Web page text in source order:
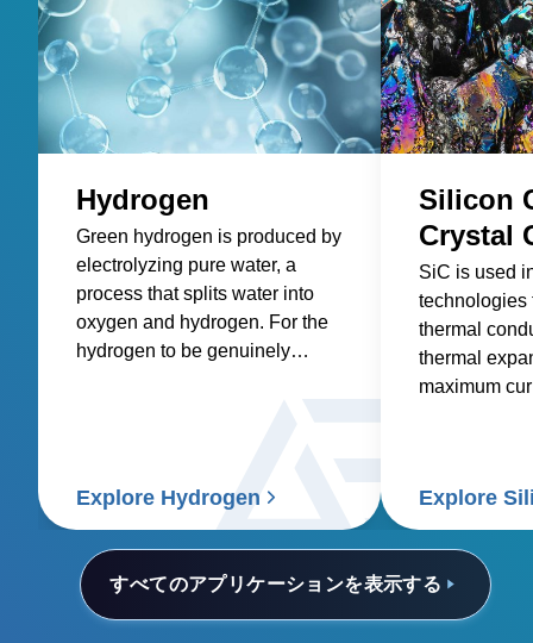
すべてのアプリケーションを表示する
Hydrogen
Green hydrogen is produced by
electrolyzing pure water, a
process that splits water into
oxygen and hydrogen. For the
hydrogen to be genuinely
Explore Hydrogen
Silicon
Crystal
SiC is used
technologies
thermal
thermal
maximum
Explore